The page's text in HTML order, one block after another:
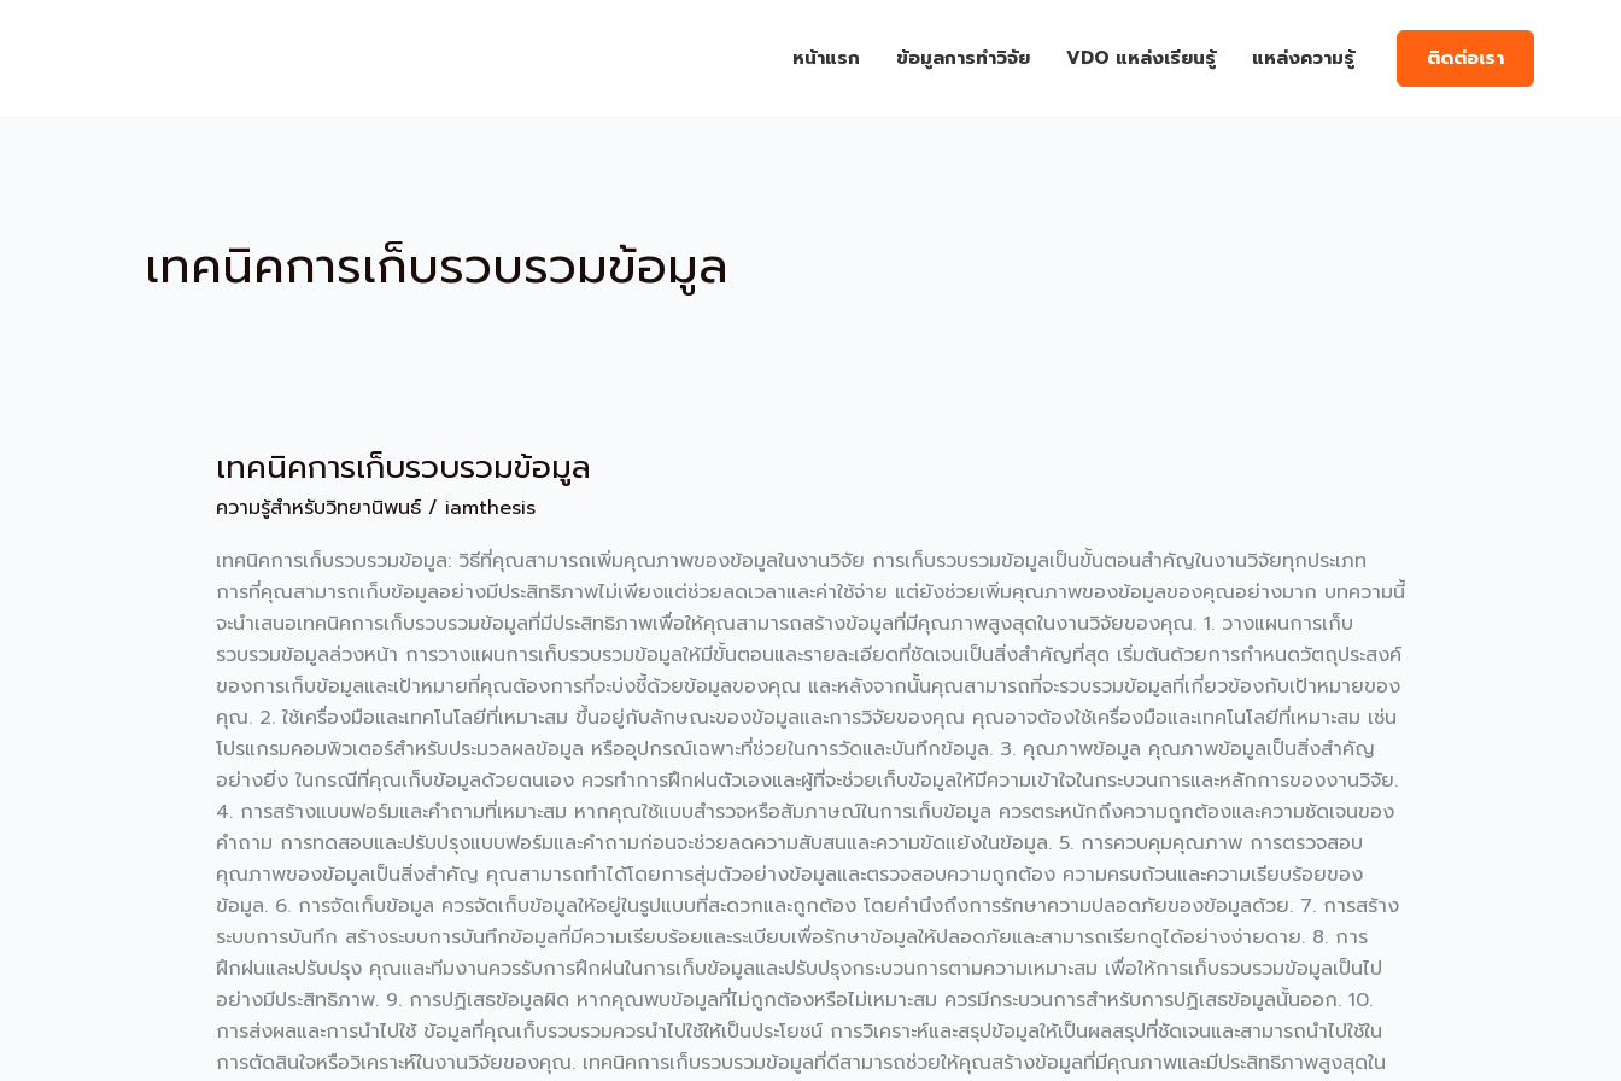
หน้าแรก ข้อมูลการทำวิจัย VDO แหล่งเรียนรู้ แหล่งความรู้ ติดต่อเรา
เทคนิคการเก็บรวบรวมข้อมูล
เทคนิคการเก็บรวบรวมข้อมูล
ความรู้สำหรับวิทยานิพนธ์/ iamthesis
เทคนิคการเก็บรวบรวมข้อมูล: วิธีที่คุณสามารถเพิ่มคุณภาพของข้อมูลในงานวิจัย การเก็บรวบรวมข้อมูลเป็นขั้นตอนสำคัญในงานวิจัยทุกประเภท
การที่คุณสามารถเก็บข้อมูลอย่างมีประสิทธิภาพไม่เพียงแต่ช่วยลดเวลาและค่าใช้จ่าย แต่ยังช่วยเพิ่มคุณภาพของข้อมูลของคุณอย่างมาก บทความนี้
จะนำเสนอเทคนิคการเก็บรวบรวมข้อมูลที่มีประสิทธิภาพเพื่อให้คุณสามารถสร้างข้อมูลที่มีคุณภาพสูงสุดในงานวิจัยของคุณ. 1. วางแผนการเก็บ
รวบรวมข้อมูลล่วงหน้า การวางแผนการเก็บรวบรวมข้อมูลให้มีขั้นตอนและรายละเอียดที่ชัดเจนเป็นสิ่งสำคัญที่สุด เริ่มต้นด้วยการกำหนดวัตถุประสงค์
ของการเก็บข้อมูลและเป้าหมายที่คุณต้องการที่จะบ่งชี้ด้วยข้อมูลของคุณ และหลังจากนั้นคุณสามารถที่จะรวบรวมข้อมูลที่เกี่ยวข้องกับเป้าหมายของ
คุณ. 2. ใช้เครื่องมือและเทคโนโลยีที่เหมาะสม ขึ้นอยู่กับลักษณะของข้อมูลและการวิจัยของคุณ คุณอาจต้องใช้เครื่องมือและเทคโนโลยีที่เหมาะสม เช่น
โปรแกรมคอมพิวเตอร์สำหรับประมวลผลข้อมูล หรืออุปกรณ์เฉพาะที่ช่วยในการวัดและบันทึกข้อมูล. 3. คุณภาพข้อมูล คุณภาพข้อมูลเป็นสิ่งสำคัญ
อย่างยิ่ง ในกรณีที่คุณเก็บข้อมูลด้วยตนเอง ควรทำการฝึกฝนตัวเองและผู้ที่จะช่วยเก็บข้อมูลให้มีความเข้าใจในกระบวนการและหลักการของงานวิจัย.
4. การสร้างแบบฟอร์มและคำถามที่เหมาะสม หากคุณใช้แบบสำรวจหรือสัมภาษณ์ในการเก็บข้อมูล ควรตระหนักถึงความถูกต้องและความชัดเจนของ
คำถาม การทดสอบและปรับปรุงแบบฟอร์มและคำถามก่อนจะช่วยลดความสับสนและความขัดแย้งในข้อมูล. 5. การควบคุมคุณภาพ การตรวจสอบ
คุณภาพของข้อมูลเป็นสิ่งสำคัญ คุณสามารถทำได้โดยการสุ่มตัวอย่างข้อมูลและตรวจสอบความถูกต้อง ความครบถ้วนและความเรียบร้อยของ
ข้อมูล. 6. การจัดเก็บข้อมูล ควรจัดเก็บข้อมูลให้อยู่ในรูปแบบที่สะดวกและถูกต้อง โดยคำนึงถึงการรักษาความปลอดภัยของข้อมูลด้วย. 7. การสร้าง
ระบบการบันทึก สร้างระบบการบันทึกข้อมูลที่มีความเรียบร้อยและระเบียบเพื่อรักษาข้อมูลให้ปลอดภัยและสามารถเรียกดูได้อย่างง่ายดาย. 8. การ
ฝึกฝนและปรับปรุง คุณและทีมงานควรรับการฝึกฝนในการเก็บข้อมูลและปรับปรุงกระบวนการตามความเหมาะสม เพื่อให้การเก็บรวบรวมข้อมูลเป็นไป
อย่างมีประสิทธิภาพ. 9. การปฏิเสธข้อมูลผิด หากคุณพบข้อมูลที่ไม่ถูกต้องหรือไม่เหมาะสม ควรมีกระบวนการสำหรับการปฏิเสธข้อมูลนั้นออก. 10.
การส่งผลและการนำไปใช้ ข้อมูลที่คุณเก็บรวบรวมควรนำไปใช้ให้เป็นประโยชน์ การวิเคราะห์และสรุปข้อมูลให้เป็นผลสรุปที่ชัดเจนและสามารถนำไปใช้ใน
การตัดสินใจหรือวิเคราะห์ในงานวิจัยของคุณ. เทคนิคการเก็บรวบรวมข้อมูลที่ดีสามารถช่วยให้คุณสร้างข้อมูลที่มีคุณภาพและมีประสิทธิภาพสูงสุดใน
เทคนิค
รวบรวม
ข้อมูล